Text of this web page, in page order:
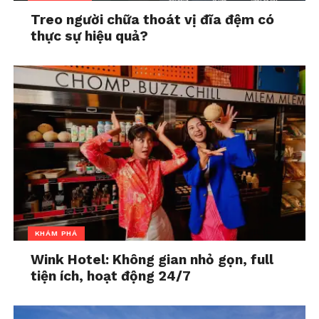
Sự kiện giao lưu với đoàn phim Nụ hôn bạc tỷ tại
Beta Cinemas thu hút đông đảo khán giả tham dự
Treo người chữa thoát vị đĩa đệm có
thực sự hiệu quả?
KHÁM PHÁ
Wink Hotel: Không gian nhỏ gọn, full
tiện ích, hoạt động 24/7